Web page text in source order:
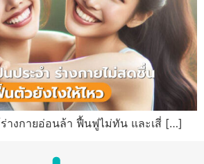
างกายอ่อนล้า ฟื้นฟูไม่ทัน และเสี่ […]